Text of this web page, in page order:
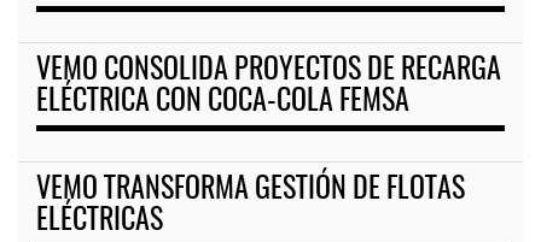
VEMO CONSOLIDA PROYECTOS DE RECARGA
ELÉCTRICA CON COCA-COLA FEMSA
VEMO TRANSFORMA GESTIÓN DE FLOTAS
ELÉCTRICAS